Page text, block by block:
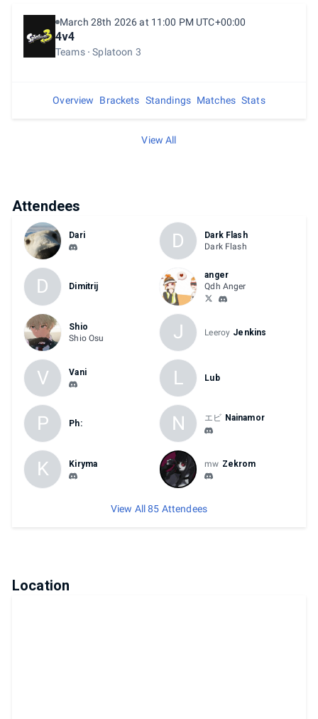
March 28th 2026 at 11:00 PM UTC+00:00
4v4
Teams Splatoon 3
Overview Brackets Standings Matches Stats
View All
Attendees
Dari D
Dark Flash
Dark Flash
D Dimitrij
anger
Qdh Anger
Shio
Shio Osu
J Leeroy Jenkins
V Vani L Lub
P Ph: N エビ Nainamor
K Kiryma mw Zekrom
View All 85 Attendees
Location